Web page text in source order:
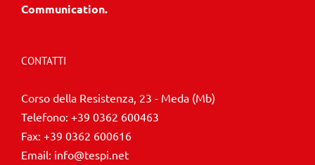
Communication.
CONTATTI
Corso della Resistenza, 23 - Meda (Mb)
Telefono: +39 0362 600463
Fax: +39 0362 600616
Email: info@tespi.net